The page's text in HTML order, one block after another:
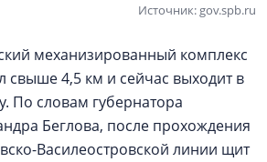
Источник: gov.spb.ru
механизированный комплекс
4,5 км и сейчас выходит в
По словам губернатора
Беглова, после прохождения
Василеостровской линии щит